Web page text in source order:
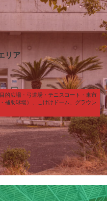
リア
的広場・弓道場・テニスコート・東市
補助球場）、こけけドーム、グラウン